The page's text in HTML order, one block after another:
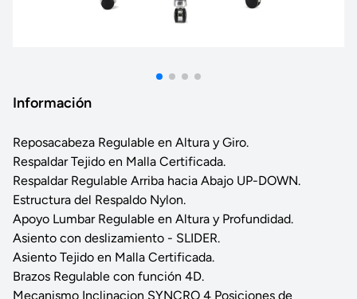
Información
Reposacabeza Regulable en Altura y Giro.
Respaldar Tejido en Malla Certificada.
Respaldar Regulable Arriba hacia Abajo UP-DOWN.
Estructura del Respaldo Nylon.
Apoyo Lumbar Regulable en Altura y Profundidad.
Asiento con deslizamiento - SLIDER.
Asiento Tejido en Malla Certificada.
Brazos Regulable con función 4D.
Mecanismo Inclinacion SYNCRO 4 Posiciones de